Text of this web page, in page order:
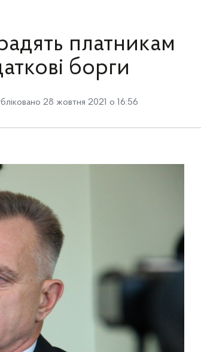
платникам
борги
28 жовтня 2021 о 16:56